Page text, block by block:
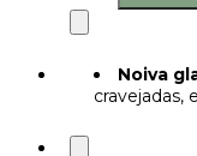
Noiva
cravejadas,